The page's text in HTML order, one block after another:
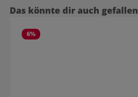
Produktgalerie überspringen
Das könnte dir auch gefallen
6%